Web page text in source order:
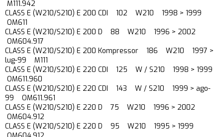
M111.942
CLASS E (W210/S210) E 200 CDI 102 W210 1998 > 1999
OM611
CLASS E (W210/S210) E 200 D 88 W210 1996 > 2002
OM604.917
CLASS E (W210/S210) E 200 Kompressor 186 W210 1997 >
lug-99 M111
CLASS E (W210/S210) E 220 CDI 125 W / S210 1998 > 1999
OM611.960
CLASS E (W210/S210) E 220 CDI 143 W / S210 1999 > ago-
99 OM611.961
CLASS E (W210/S210) E 220 D 75 W210 1996 > 2002
OM604.912
CLASS E (W210/S210) E 220 D 95 W210 1995 > 1999